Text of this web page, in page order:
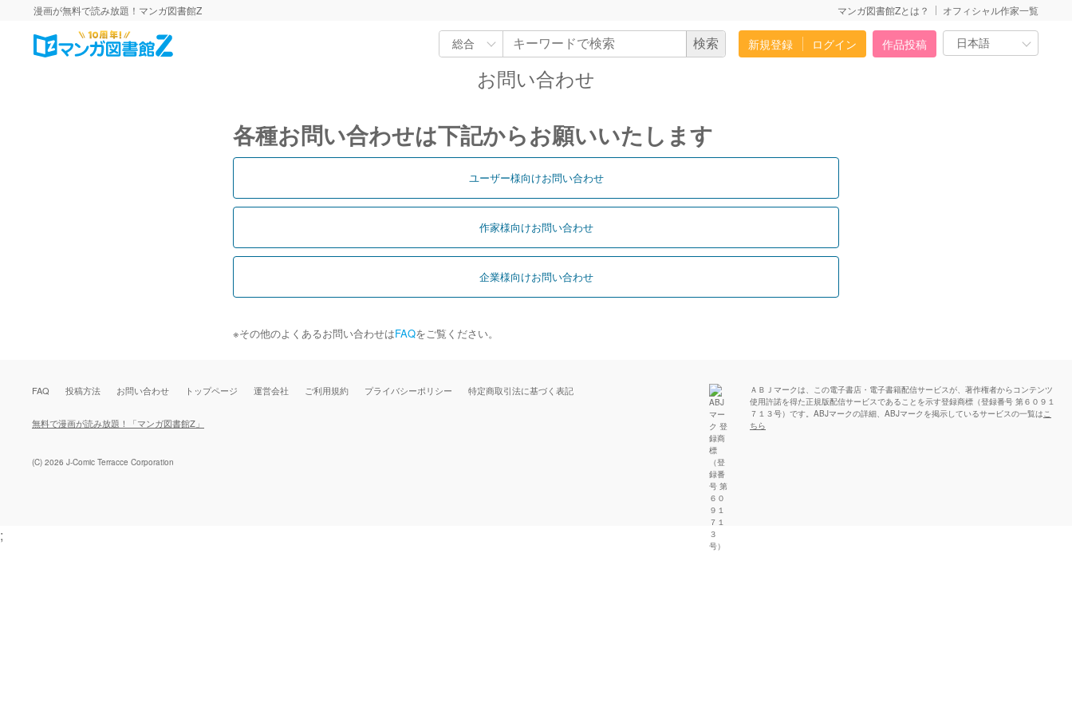
漫画が無料で読み放題！マンガ図書館Z マンガ図書館Zとは？ オフィシャル作家一覧
新規登録 ログイン 作品投稿
お問い合わせ
各種お問い合わせは下記からお願いいたします
ユーザー様向けお問い合わせ
作家様向けお問い合わせ
企業様向けお問い合わせ
※その他のよくあるお問い合わせはFAQをご覧ください。
ＡＢＪマークは、この電子書店・電子書籍配信サービスが、著作権者からコンテンツ
使用許諾を得た正規版配信サービスであることを示す登録商標（登録番号 第６０９１
７１３号）です。ABJマークの詳細、ABJマークを掲示しているサービスの一覧はこ
ちら
FAQ 投稿方法 お問い合わせ トップページ 運営会社 ご利用規約 プライバシーポリシー 特定商取引法に基づく表記
無料で漫画が読み放題！「マンガ図書館Z」
(C) 2026 J-Comic Terracce Corporation
;